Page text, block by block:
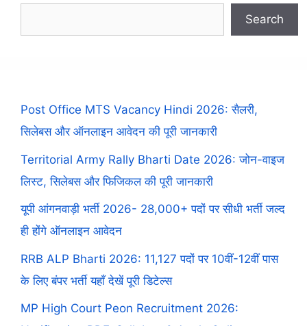
Search
Post Office MTS Vacancy Hindi 2026: सैलरी,
सिलेबस और ऑनलाइन आवेदन की पूरी जानकारी
Territorial Army Rally Bharti Date 2026: जोन-वाइज
लिस्ट, सिलेबस और फिजिकल की पूरी जानकारी
यूपी आंगनवाड़ी भर्ती 2026- 28,000+ पदों पर सीधी भर्ती जल्द
ही होंगे ऑनलाइन आवेदन
RRB ALP Bharti 2026: 11,127 पदों पर 10वीं-12वीं पास
के लिए बंपर भर्ती यहाँ देखें पूरी डिटेल्स
MP High Court Peon Recruitment 2026: